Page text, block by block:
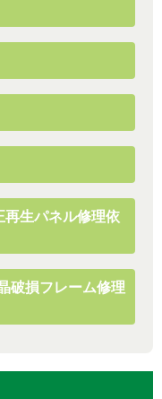
再生パネル修理依
破損フレーム修理